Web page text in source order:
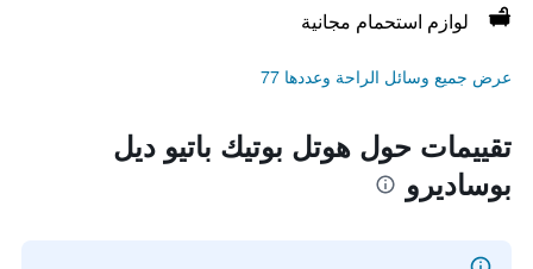
لوازم استحمام مجانية
عرض جميع وسائل الراحة وعددها 77
تقييمات حول هوتل بوتيك باتيو ديل
بوساديرو